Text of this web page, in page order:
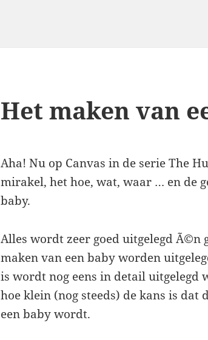
Het maken van
Aha! Nu op Canvas in de serie The
mirakel, het hoe, wat, waar … en de
baby.
Alles wordt zeer goed uitgelegd Ã©n
maken van een baby worden
is wordt nog eens in detail uitgelegd
hoe klein (nog steeds) de kans is dat
een baby wordt.